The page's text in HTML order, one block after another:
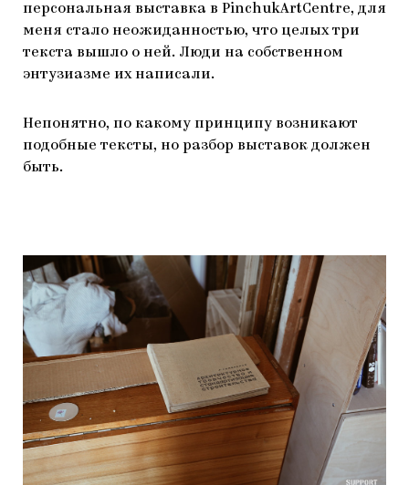
персональная выставка в PinchukArtCentre, для
меня стало неожиданностью, что целых три
текста вышло о ней. Люди на собственном
энтузиазме их написали.
Непонятно, по какому принципу возникают
подобные тексты, но разбор выставок должен
быть.